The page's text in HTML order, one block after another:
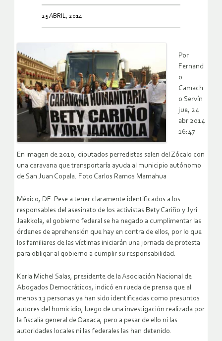
25 ABRIL, 2014
Por
Fernand
o
Camach
o Servín
jue, 24
abr 2014
16:47
En imagen de 2010, diputados perredistas salen del Zócalo con
una caravana que transportaría ayuda al municipio autónomo
de San Juan Copala. Foto Carlos Ramos Mamahua
México, DF. Pese a tener claramente identificados a los
responsables del asesinato de los activistas Bety Cariño y Jyri
Jaakkola, el gobierno federal se ha negado a cumplimentar las
órdenes de aprehensión que hay en contra de ellos, por lo que
los familiares de las víctimas iniciarán una jornada de protesta
para obligar al gobierno a cumplir su responsabilidad.
Karla Michel Salas, presidente de la Asociación Nacional de
Abogados Democráticos, indicó en rueda de prensa que al
menos 13 personas ya han sido identificadas como presuntos
autores del homicidio, luego de una investigación realizada por
la fiscalía general de Oaxaca, pero a pesar de ello ni las
autoridades locales ni las federales las han detenido.